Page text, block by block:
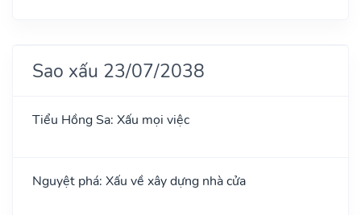
Sao xấu 23/07/2038
Tiểu Hồng Sa: Xấu mọi việc
Nguyệt phá: Xấu về xây dựng nhà cửa